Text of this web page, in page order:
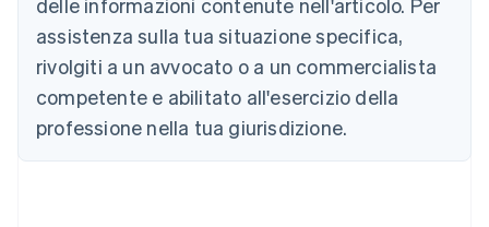
delle informazioni contenute nell'articolo. Per
assistenza sulla tua situazione specifica,
rivolgiti a un avvocato o a un commercialista
competente e abilitato all'esercizio della
professione nella tua giurisdizione.
EnglishFrançais
Cina continentale
简体中文
Cipro
English
Croazia
Danimarca